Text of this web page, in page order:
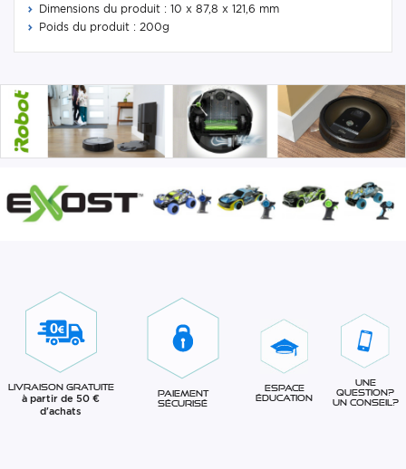
Dimensions du produit : 10 x 87,8 x 121,6 mm
Poids du produit : 200g
Livraison gratuite
à partir de 50 €
d'achats
Paiement
sécurisé
Espace
éducation
Une
question?
Un conseil?